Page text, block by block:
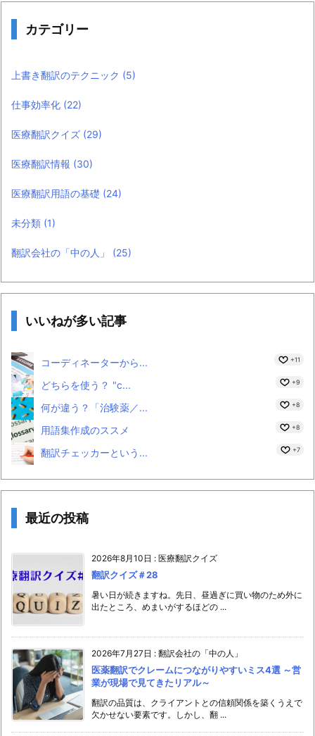
カテゴリー
上書き翻訳のテクニック (5)
仕事効率化 (22)
医療翻訳クイズ (29)
医療翻訳情報 (30)
医療翻訳用語の基礎 (24)
未分類 (1)
翻訳会社の「中の人」 (25)
いいねが多い記事
コーディネーターから... +11
どちらを使う？ "c... +9
何が違う？「治験薬／... +8
用語集作成のススメ +8
翻訳チェッカーという... +7
最近の投稿
2026年8月10日 : 医療翻訳クイズ
翻訳クイズ＃28
暑い日が続きますね。先日、昼過ぎに買い物のため外に
出たところ、めまいがするほどの ...
2026年7月27日 : 翻訳会社の「中の人」
医薬翻訳でクレームにつながりやすいミス4選 ～営
業が現場で見てきたリアル～
翻訳の品質は、クライアントとの信頼関係を築くうえで
欠かせない要素です。しかし、翻 ...